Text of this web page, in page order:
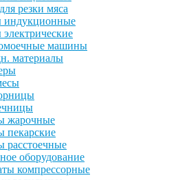
резки мяса
индукционные
машины
материалы
жарочные
оборудование
компрессорные